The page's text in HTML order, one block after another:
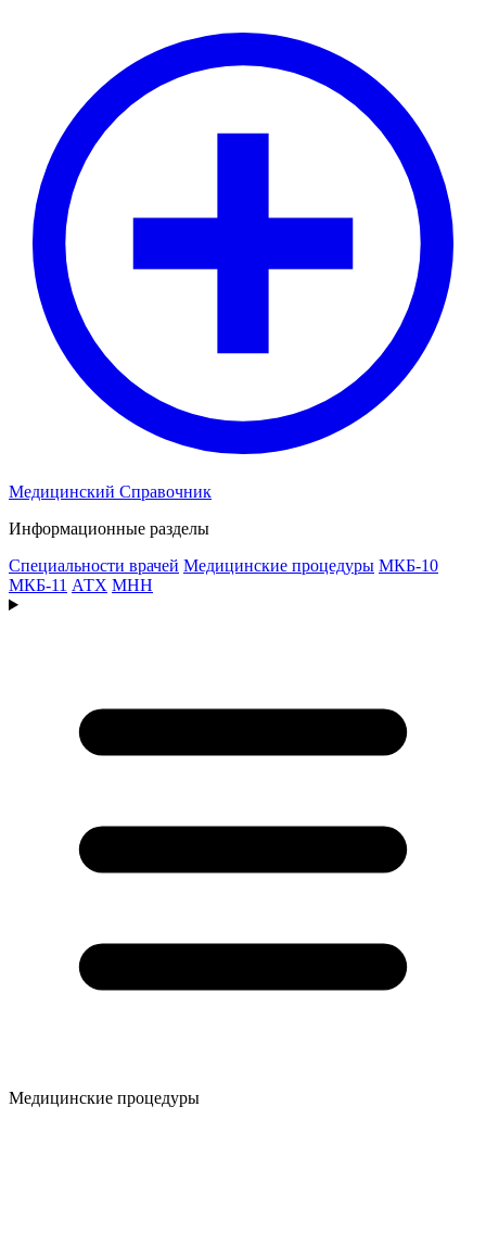
Медицинский Справочник
Информационные разделы
Специальности врачей Медицинские процедуры МКБ-10
МКБ-11 АТХ МНН
Медицинские процедуры